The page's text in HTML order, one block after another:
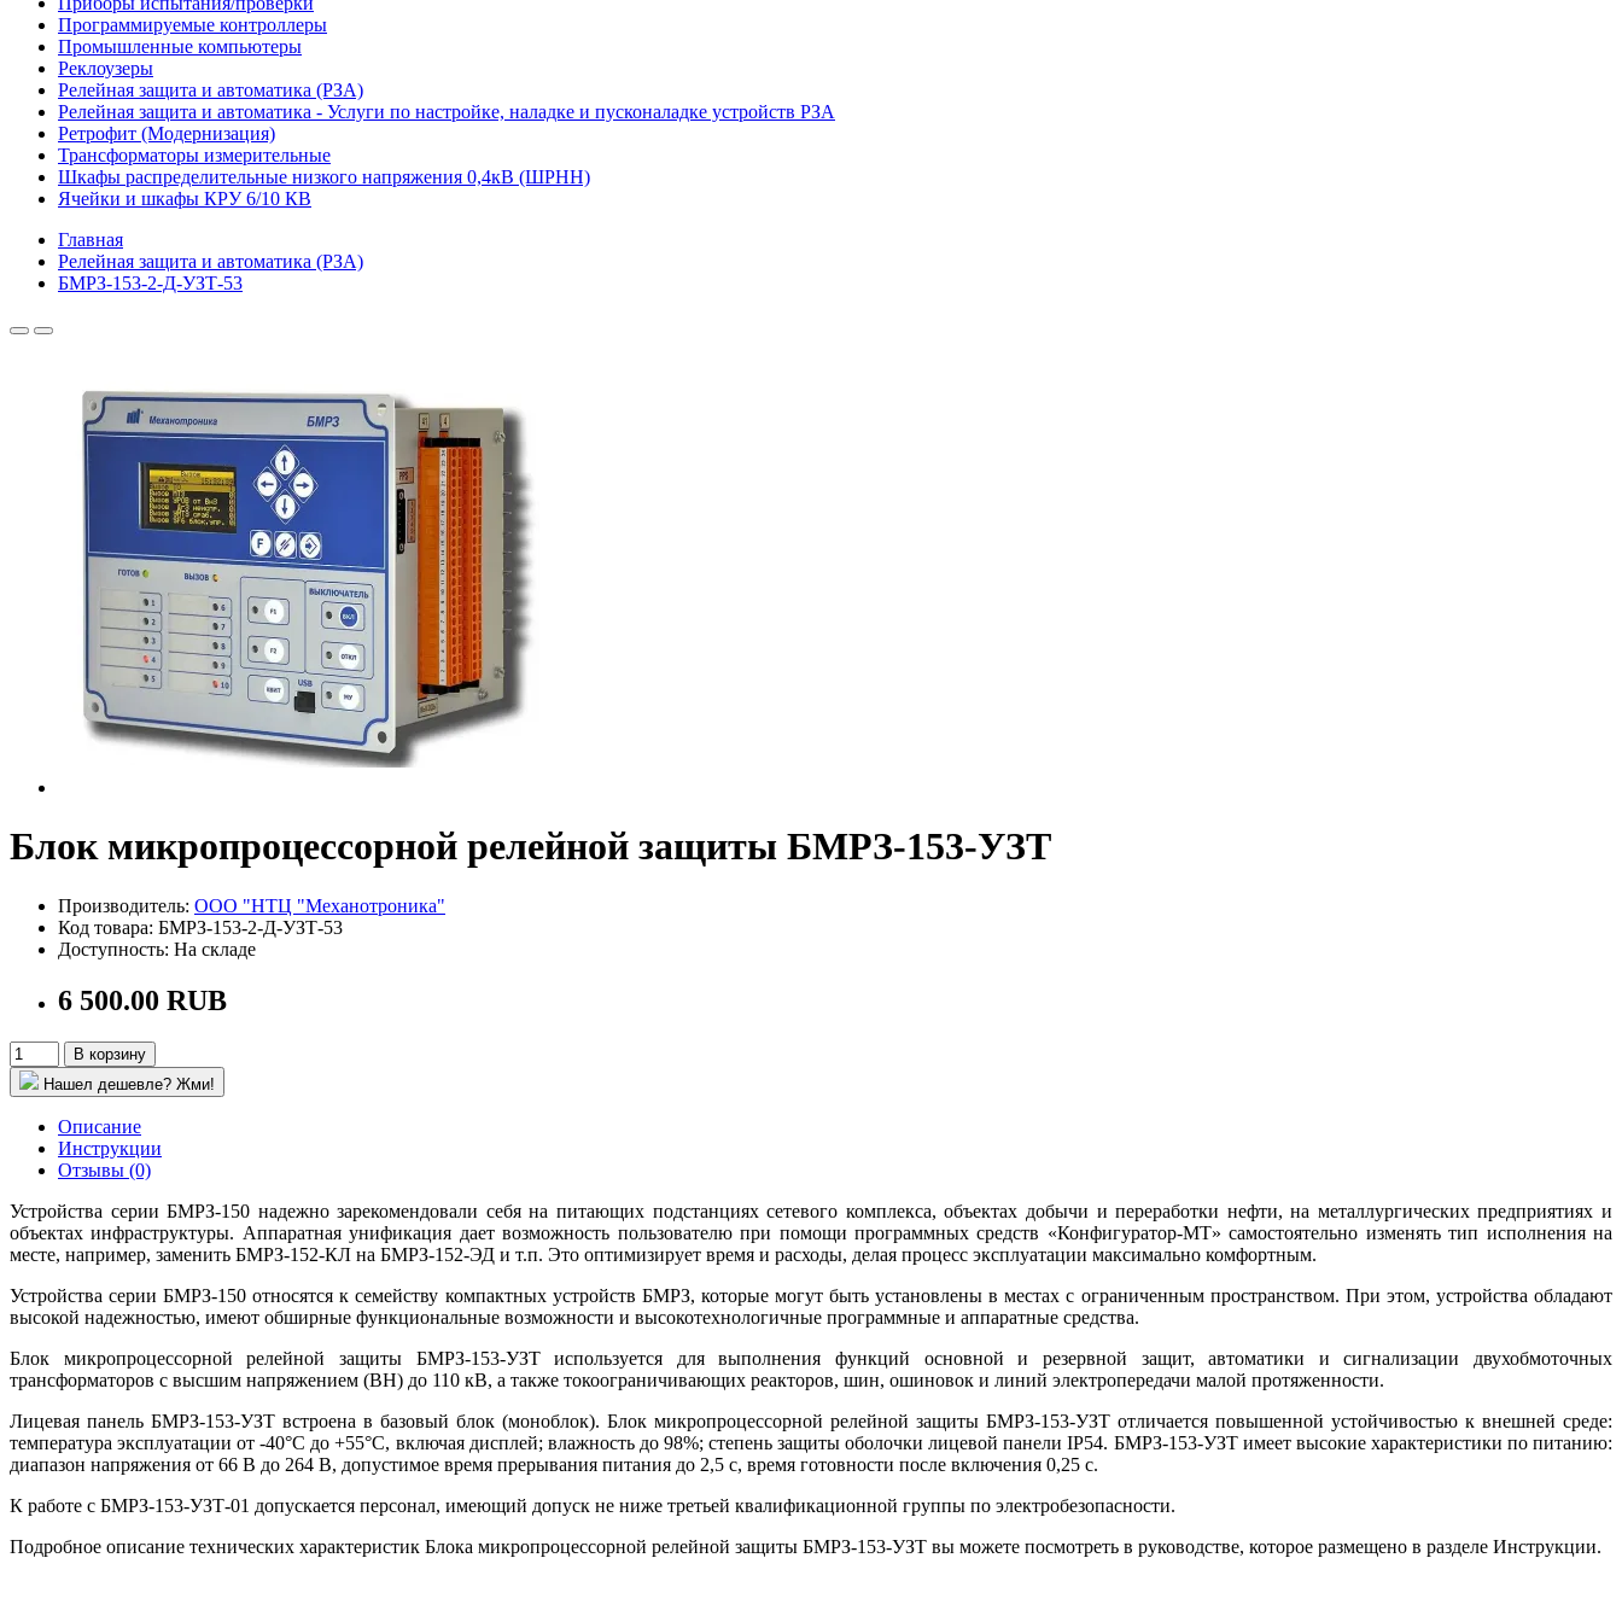
Программируемые контроллеры
Промышленные компьютеры
Реклоузеры
Релейная защита и автоматика (РЗА)
Релейная защита и автоматика - Услуги по настройке, наладке и пусконаладке устройств РЗА
Ретрофит (Модернизация)
Трансформаторы измерительные
Шкафы распределительные низкого напряжения 0,4кВ (ШРНН)
Ячейки и шкафы КРУ 6/10 КВ
Главная
Релейная защита и автоматика (РЗА)
БМРЗ-153-2-Д-УЗТ-53
Блок микропроцессорной релейной защиты БМРЗ-153-УЗТ
Производитель: ООО "НТЦ "Механотроника"
Код товара: БМРЗ-153-2-Д-УЗТ-53
Доступность: На складе
6 500.00 RUB
В корзину
Нашел дешевле? Жми!
Описание
Инструкции
Отзывы (0)
Устройства серии БМРЗ-150 надежно зарекомендовали себя на питающих подстанциях сетевого комплекса, объектах добычи и переработки нефти, на металлургических предприятиях и
объектах инфраструктуры. Аппаратная унификация дает возможность пользователю при помощи программных средств «Конфигуратор-МТ» самостоятельно изменять тип исполнения на
месте, например, заменить БМРЗ-152-КЛ на БМРЗ-152-ЭД и т.п. Это оптимизирует время и расходы, делая процесс эксплуатации максимально комфортным.
Устройства серии БМРЗ-150 относятся к семейству компактных устройств БМРЗ, которые могут быть установлены в местах с ограниченным пространством. При этом, устройства обладают
высокой надежностью, имеют обширные функциональные возможности и высокотехнологичные программные и аппаратные средства.
Блок микропроцессорной релейной защиты БМРЗ-153-УЗТ используется для выполнения функций основной и резервной защит, автоматики и сигнализации двухобмоточных
трансформаторов с высшим напряжением (ВН) до 110 кВ, а также токоограничивающих реакторов, шин, ошиновок и линий электропередачи малой протяженности.
Лицевая панель БМРЗ-153-УЗТ встроена в базовый блок (моноблок). Блок микропроцессорной релейной защиты БМРЗ-153-УЗТ отличается повышенной устойчивостью к внешней среде:
температура эксплуатации от -40°С до +55°С, включая дисплей; влажность до 98%; степень защиты оболочки лицевой панели IP54. БМРЗ-153-УЗТ имеет высокие характеристики по питанию:
диапазон напряжения от 66 В до 264 В, допустимое время прерывания питания до 2,5 с, время готовности после включения 0,25 с.
К работе с БМРЗ-153-УЗТ-01 допускается персонал, имеющий допуск не ниже третьей квалификационной группы по электробезопасности.
Подробное описание технических характеристик Блока микропроцессорной релейной защиты БМРЗ-153-УЗТ вы можете посмотреть в руководстве, которое размещено в разделе Инструкции.